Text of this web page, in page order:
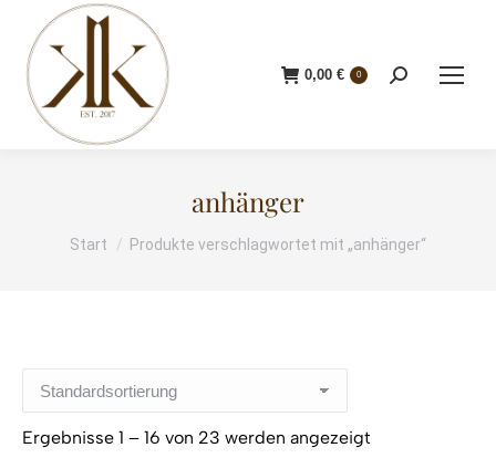
0,00 € 0 Search:
anhänger
Sie befinden sich hier:
Start Produkte verschlagwortet mit „anhänger“
Ergebnisse 1 – 16 von 23 werden angezeigt